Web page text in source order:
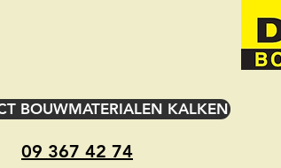
BOUWMATERIALEN KALKEN
09 367 42 74